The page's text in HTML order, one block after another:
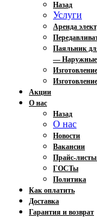
Назад
Услуги
Аренда
Паяльник
— Наружные
Акции
О нас
Назад
О нас
Новости
Вакансии
Прайс-
ГОСТы
Политика
Как оплатить
Доставка
Гарантия и возврат